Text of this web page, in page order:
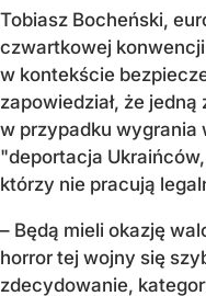
Tobiasz Bocheński,
czwartkowej
w kontekście
zapowiedział, że
w przypadku wygrania
"deportacja
którzy nie pracują
– Będą mieli okazję
horror tej wojny się
zdecydowanie,